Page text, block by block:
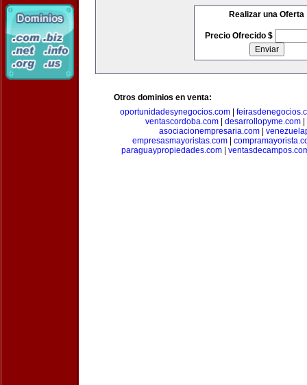
Realizar una Oferta
Precio Ofrecido $
Otros dominios en venta:
oportunidadesynegocios.com|
ventascordoba.com| desarrollopyme.com|
asociacionempresaria.com
empresasmayoristas.com|
paraguaypropiedades.com